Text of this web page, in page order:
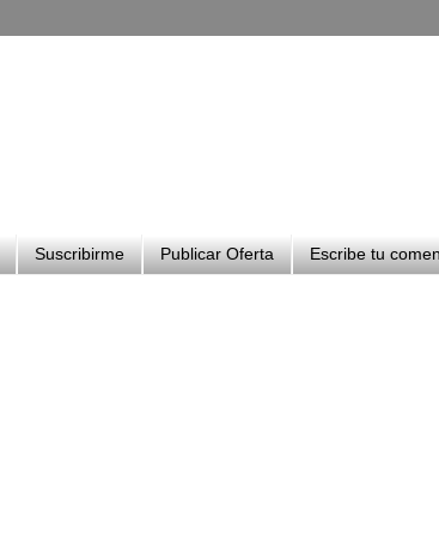
Suscribirme Publicar Oferta Escribe tu